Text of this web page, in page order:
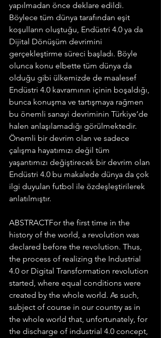
yapılmadan önce deklare edildi.
Böylece tüm dünya tarafından eşit
koşulların oluştuğu, Endüstri 4.0 ya da
Dijital Dönüşüm devrimini
gerçekleştirme süreci başladı. Böyle
olunca konu elbette tüm dünya da
olduğu gibi ülkemizde de maalesef
Endüstri 4.0 kavramının içinin boşaldığı,
bunca konuşma ve tartışmaya rağmen
bu önemli sanayi devriminin Türkiye’de
halen anlaşılamadığı görülmektedir.
Önemli bir devrim olan ve sadece
çalışma hayatımızı değil tüm
yaşantımızı değiştirecek bir devrim olan
Endüstri 4.0 bu makalede dünya da çok
ilgi duyulan futbol ile özdeşleştirilerek
anlatılmıştır.
ABSTRACTFor the first time in the
history of the world, a revolution was
declared before the revolution. Thus,
the process of realizing the Industrial
4.0 or Digital Transformation revolution
started, where equal conditions were
created by the whole world. As such,
subject of course in our country as in
the whole world that, unfortunately, for
the discharge of industrial 4.0 concept,